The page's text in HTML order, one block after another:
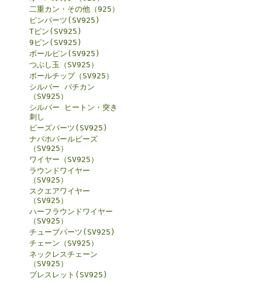
二重カン・その他（925）
ピンパーツ(SV925)
Tピン(SV925)
9ピン(SV925)
ボールピン(SV925)
つぶし玉（SV925）
ボールチップ（SV925）
シルバー バチカン
（SV925）
シルバー ヒートン・突き
刺し
ビーズパーツ(SV925)
ナバホパールビーズ
（SV925）
ワイヤー（SV925）
ラウンドワイヤー
（SV925）
スクエアワイヤー
（SV925）
ハーフラウンドワイヤー
（SV925）
チューブパーツ(SV925)
チェーン（SV925）
ネックレスチェーン
（SV925）
ブレスレット(SV925)